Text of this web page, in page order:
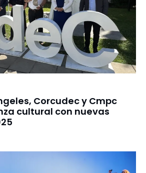
Corcudec y Cmpc
cultural con nuevas